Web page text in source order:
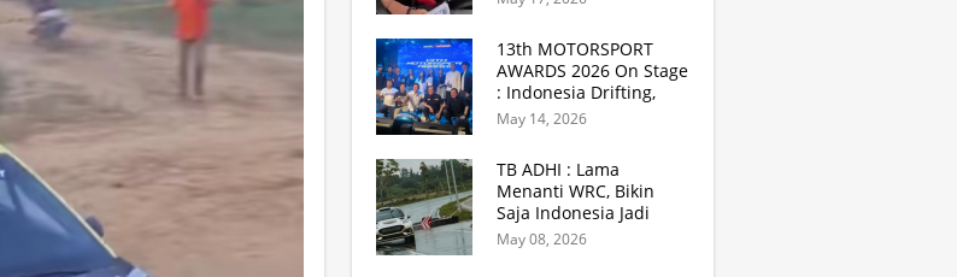
Hidzie Cikembar
Sukabumi
13th MOTORSPORT
AWARDS 2026 On Stage
: Indonesia Drifting,
MGPA Mandalika,
Inisiator IRRA dan
Drivers
May 14, 2026
TB ADHI : Lama
Menanti WRC, Bikin
Saja Indonesia Jadi
Sentra Rally Berkelas
Asia Lebih Menarik
May 08, 2026